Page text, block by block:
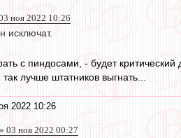
ноя 2022 10:26
исключат.
с пиндосами, - будет
лучше штатников выгнать...
2022 10:26
03 ноя 2022 00:27